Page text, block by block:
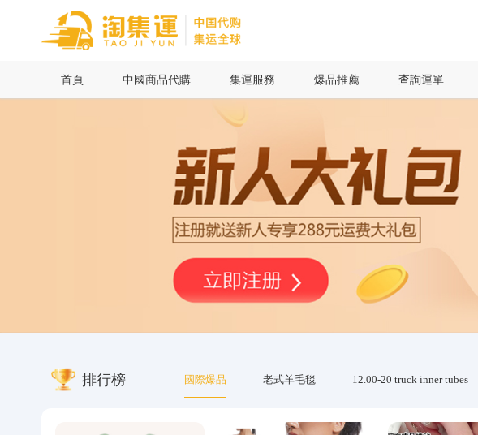
首頁 中國商品代購 集運服務 爆品推薦 查詢運單
排行榜 國際爆品 老式羊毛毯 12.00-20 truck inner tubes